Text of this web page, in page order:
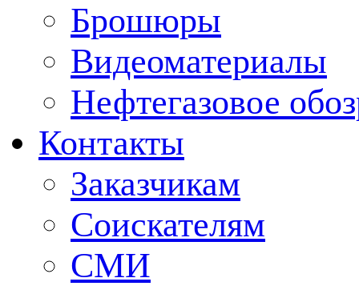
Брошюры
Видеоматериалы
Нефтегазовое
Контакты
Заказчикам
Соискателям
СМИ